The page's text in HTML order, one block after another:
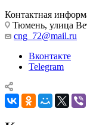
Контактная
Тюмень, улица
cng_72@mail.ru
Вконтакте
Telegram